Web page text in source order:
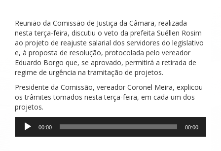
Reunião da Comissão de Justiça da Câmara, realizada
nesta terça-feira, discutiu o veto da prefeita Suéllen Rosim
ao projeto de reajuste salarial dos servidores do legislativo
e, à proposta de resolução, protocolada pelo vereador
Eduardo Borgo que, se aprovado, permitirá a retirada de
regime de urgência na tramitação de projetos.
Presidente da Comissão, vereador Coronel Meira, explicou
os trâmites tomados nesta terça-feira, em cada um dos
projetos.
Tocador
00:00 00:00